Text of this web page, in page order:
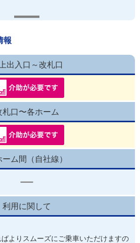
報
出入口～改札口
札口〜各ホーム
ーム間（自社線）
利用に関して
よりスムーズにご乗車いただけますの